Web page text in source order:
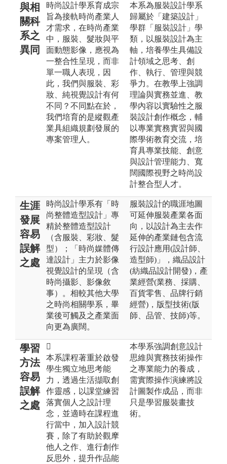
與相
關科
系之
異同
時尚設計學系育成宗
旨為接軌時尚產業人
才需求，在時尚產業
中，服裝、髮妝與平
面動態影像，應視為
一整合性呈現，而非
單一職人表現，因
此，我們與服裝、彩
妝、純視覺設計有何
不同？不同點在於，
我們培育的是縱觀產
業具組織規劃發展的
專案管理人。
本系為服裝設計學系
歸屬於「建築設計」
學群「服裝設計」學
類，以服裝設計為主
軸，培養學生具備設
計領域之思考、創
作、執行、管理與競
爭力。在教學上強調
理論與實務並進、教
學內容以實驗性之服
裝設計創作概念，輔
以專業實務實習與國
際學術教育交流，培
育具專業技能、創意
與設計管理能力、寬
闊國際視野之時尚設
計整合型人才。
生涯
發展
容易
誤解
之處
時尚設計學系有「時
尚整體造型設計」專
精於整體造型設計
（含服裝、彩妝、髮
型）；「時尚媒體傳
達設計」主力於影像
視覺設計的呈現（含
時尚攝影、影像敘
事）。相較其他大學
之時尚相關學系，畢
業後可觸及之產業面
向更為廣闊。
服裝設計的職涯地圖
可延伸服裝產業各面
向，以設計為主去作
延伸的產業鏈包含流
行設計應用(設計師、
造型師)」，織品設計
(紡織品設計開發)，產
業經營(業務、採購、
百貨零售、品牌行銷
經營)，版型技術(版
師、品管、技師)等。
學習
方法
容易
誤解
之處

本系課程著重於啟發
學生獨立地思考能
力，透過生活擷取創
作靈感，以課堂練習
落實個人之設計理
念，並適時在課程進
行當中，加入設計競
賽，除了有助於觀摩
他人之作、進行創作
反思外，提升作品能
本學系強調創意設計
思維與實務技術操作
之專業能力的養成，
需實際操作演練將設
計圖製作成品，而非
只是學習服裝畫技
術。